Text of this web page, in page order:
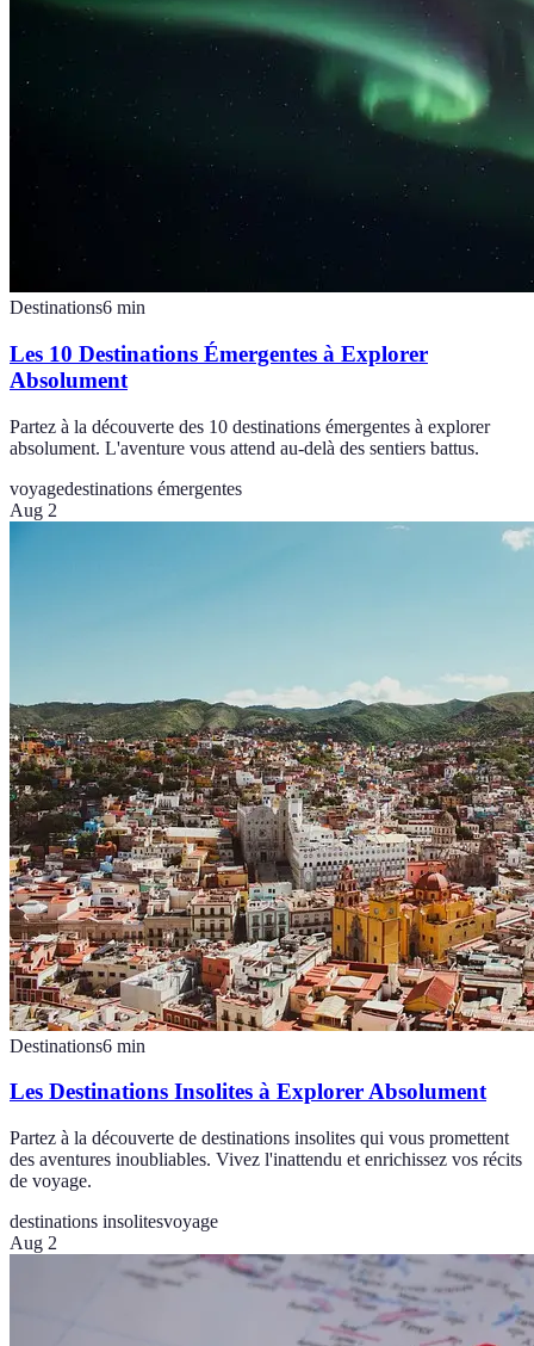
Destinations6 min
Les 10 Destinations Émergentes à Explorer
Absolument
Partez à la découverte des 10 destinations émergentes à explorer
absolument. L'aventure vous attend au-delà des sentiers battus.
voyagedestinations émergentes
Aug 2
Destinations6 min
Les Destinations Insolites à Explorer Absolument
Partez à la découverte de destinations insolites qui vous promettent
des aventures inoubliables. Vivez l'inattendu et enrichissez vos récits
de voyage.
destinations insolitesvoyage
Aug 2